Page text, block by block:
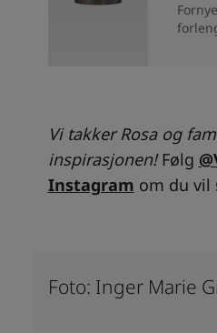
Vi takker Rosa og
inspirasjonen!Følg
Instagram om du vil
Foto: Inger Marie